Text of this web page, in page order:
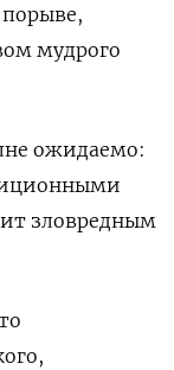
мудрого
ожидаемо:
зловредным